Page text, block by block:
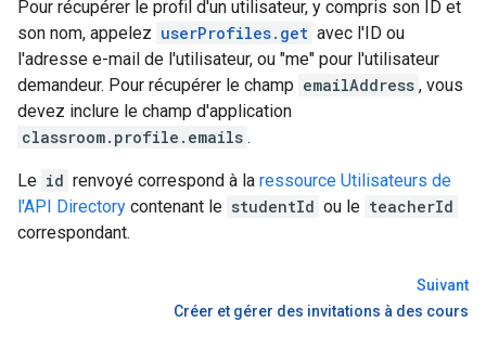
Pour récupérer le profil d'un utilisateur, y compris son ID et
son nom, appelez userProfiles.get avec l'ID ou
l'adresse e-mail de l'utilisateur, ou "me" pour l'utilisateur
demandeur. Pour récupérer le champ emailAddress , vous
devez inclure le champ d'application
classroom.profile.emails .
Le id renvoyé correspond à la ressource Utilisateurs de
l'API Directory contenant le studentId ou le teacherId
correspondant.
Suivant
Créer et gérer des invitations à des cours